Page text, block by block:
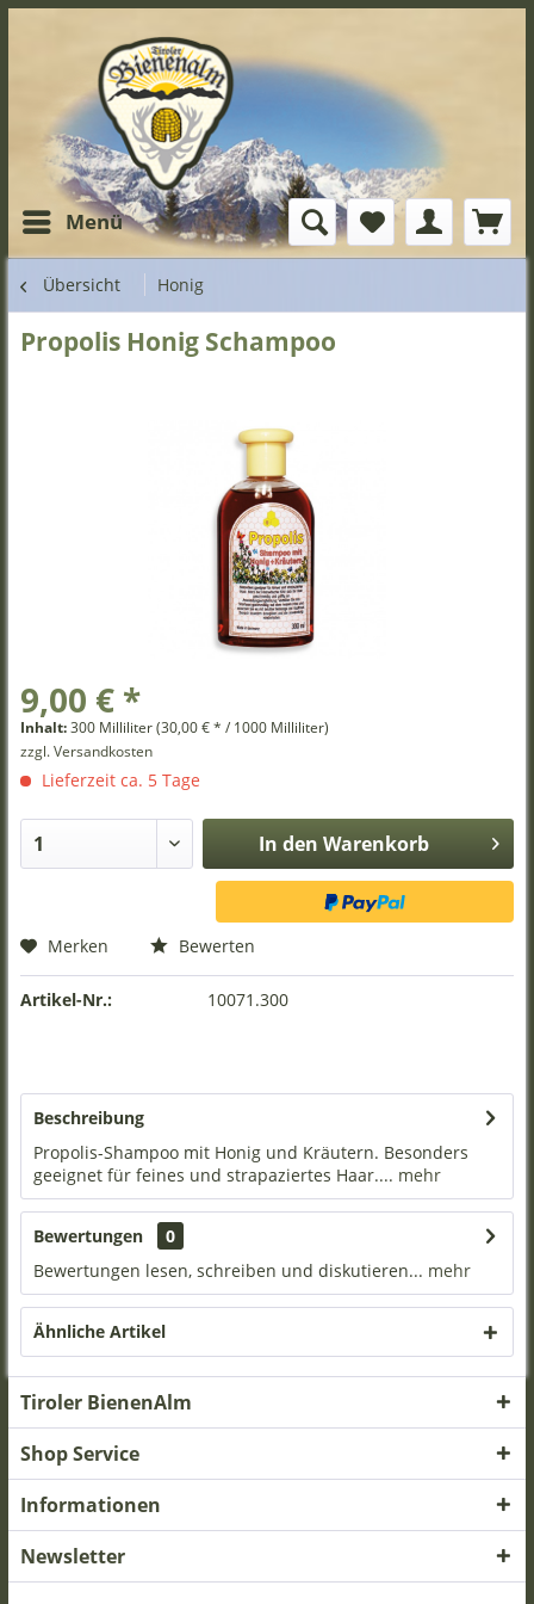
Menü
Übersicht Honig
Propolis Honig Schampoo
9,00 € *
Inhalt:300 Milliliter (30,00 € * / 1000 Milliliter)
zzgl. Versandkosten
Lieferzeit ca. 5 Tage
In den Warenkorb
Merken Bewerten
Artikel-Nr.: 10071.300
Beschreibung
Propolis-Shampoo mit Honig und Kräutern. Besonders
geeignet für feines und strapaziertes Haar.... mehr
Bewertungen
0
Bewertungen lesen, schreiben und diskutieren... mehr
Ähnliche Artikel
Tiroler BienenAlm
Shop Service
Informationen
Newsletter